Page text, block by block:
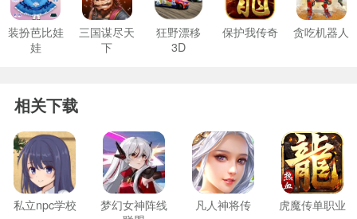
装扮芭比娃
娃
三国谋尽天
下
狂野漂移
3D
保护我传奇 贪吃机器人
相关下载
私立npc学校
梦幻女神阵线
凡人神将传 虎魔传单职业